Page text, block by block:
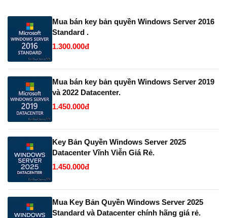
Mua bán key bản quyền Windows Server 2016
Standard .
1.300.000đ
Mua bán key bản quyền Windows Server 2019
và 2022 Datacenter.
1.450.000đ
Key Bản Quyền Windows Server 2025
Datacenter Vĩnh Viễn Giá Rẻ.
1.450.000đ
Mua Key Bản Quyền Windows Server 2025
Standard và Datacenter chính hãng giá rẻ.